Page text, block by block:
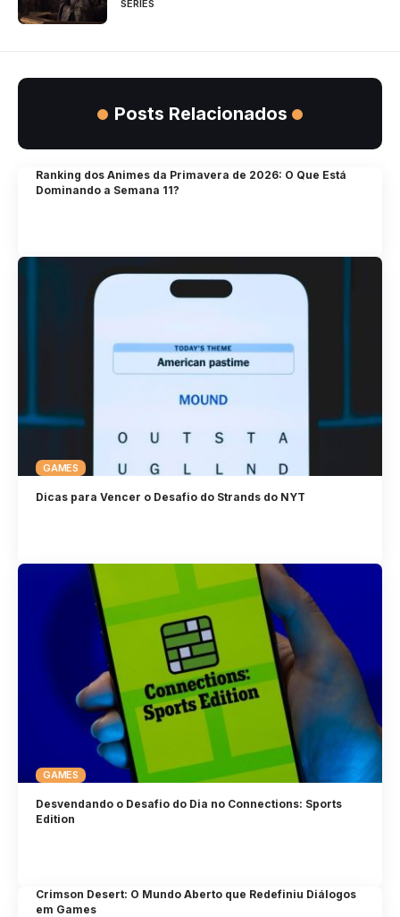
SÉRIES
Posts Relacionados
Ranking dos Animes da Primavera de 2026: O Que Está
Dominando a Semana 11?
GAMES
Dicas para Vencer o Desafio do Strands do NYT
GAMES
Desvendando o Desafio do Dia no Connections: Sports
Edition
Crimson Desert: O Mundo Aberto que Redefiniu Diálogos
em Games